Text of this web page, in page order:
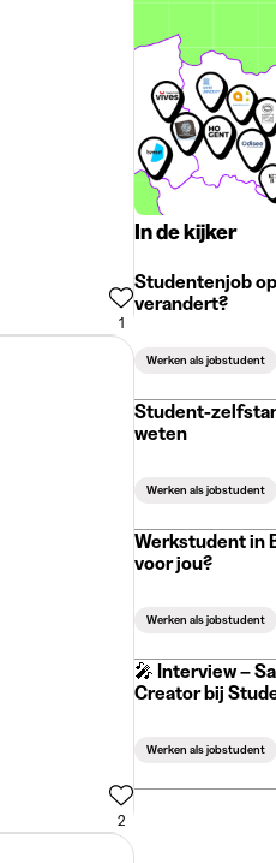
1
2
In de kijker
Studentenjob
verandert?
Werken als jobstudent
Student-
weten
Werken als jobstudent
Werkstudent in
voor jou?
Werken als jobstudent
🎤 Interview –
Creator bij
Werken als jobstudent